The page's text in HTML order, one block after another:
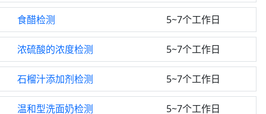
食醋检测 5~7个工作日
浓硫酸的浓度检测 5~7个工作日
石榴汁添加剂检测 5~7个工作日
温和型洗面奶检测 5~7个工作日